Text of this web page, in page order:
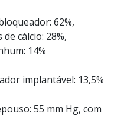
62%,
cálcio: 28%,
14%
implantável: 13,5%
55 mm Hg, com